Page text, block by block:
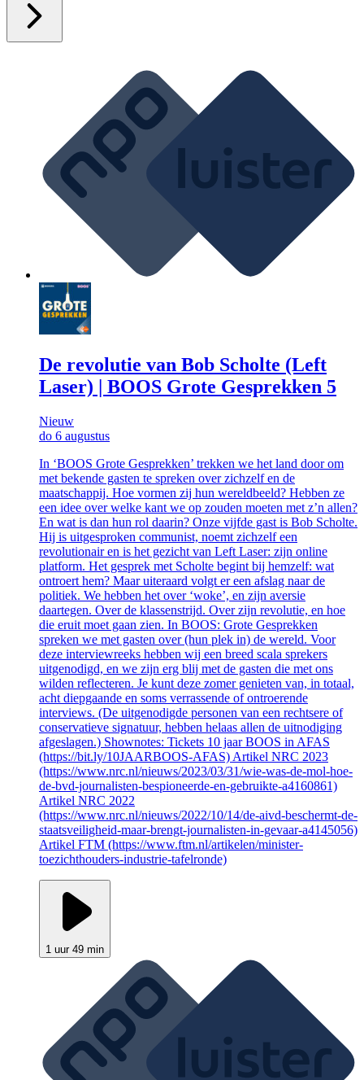
De revolutie van Bob Scholte (Left
Laser) | BOOS Grote Gesprekken 5
Nieuw
do 6 augustus
In ‘BOOS Grote Gesprekken’ trekken we het land door om
met bekende gasten te spreken over zichzelf en de
maatschappij. Hoe vormen zij hun wereldbeeld? Hebben ze
een idee over welke kant we op zouden moeten met z’n allen?
En wat is dan hun rol daarin? Onze vijfde gast is Bob Scholte.
Hij is uitgesproken communist, noemt zichzelf een
revolutionair en is het gezicht van Left Laser: zijn online
platform. Het gesprek met Scholte begint bij hemzelf: wat
ontroert hem? Maar uiteraard volgt er een afslag naar de
politiek. We hebben het over ‘woke’, en zijn aversie
daartegen. Over de klassenstrijd. Over zijn revolutie, en hoe
die eruit moet gaan zien. In BOOS: Grote Gesprekken
spreken we met gasten over (hun plek in) de wereld. Voor
deze interviewreeks hebben wij een breed scala sprekers
uitgenodigd, en we zijn erg blij met de gasten die met ons
wilden reflecteren. Je kunt deze zomer genieten van, in totaal,
acht diepgaande en soms verrassende of ontroerende
interviews. (De uitgenodigde personen van een rechtsere of
conservatieve signatuur, hebben helaas allen de uitnodiging
afgeslagen.) Shownotes: Tickets 10 jaar BOOS in AFAS
(https://bit.ly/10JAARBOOS-AFAS) Artikel NRC 2023
(https://www.nrc.nl/nieuws/2023/03/31/wie-was-de-mol-hoe-
de-bvd-journalisten-bespioneerde-en-gebruikte-a4160861)
Artikel NRC 2022
(https://www.nrc.nl/nieuws/2022/10/14/de-aivd-beschermt-de-
staatsveiligheid-maar-brengt-journalisten-in-gevaar-a4145056)
Artikel FTM (https://www.ftm.nl/artikelen/minister-
toezichthouders-industrie-tafelronde)
1 uur 49 min